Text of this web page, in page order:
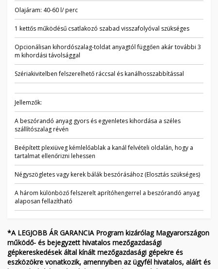
Olajáram: 40-60 l/ perc
1 kettős működésű csatlakozó szabad visszafolyóval szükséges
Opcionálisan kihordószalag-toldat anyagtól függően akár további 3
m kihordási távolsággal
Szériakivitelben felszerelhető ráccsal és kanálhosszabbítással
Jellemzők:
A beszórandó anyag gyors és egyenletes kihordása a széles
szállítószalag révén
Beépített plexiüveg kémlelőablak a kanál felvételi oldalán, hogy a
tartalmat ellenőrizni lehessen
Négyszögletes vagy kerek bálák beszórásához (Elosztás szükséges)
A három különböző felszerelt aprítóhengerrel a beszórandó anyag
alaposan fellazítható
*A LEGJOBB ÁR GARANCIA Program kizárólag Magyarországon
működő- és bejegyzett hivatalos mezőgazdasági
gépkereskedések által kínált mezőgazdasági gépekre és
eszközökre vonatkozik, amennyiben az ügyfél hivatalos, aláírt és